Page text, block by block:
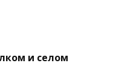
и селом